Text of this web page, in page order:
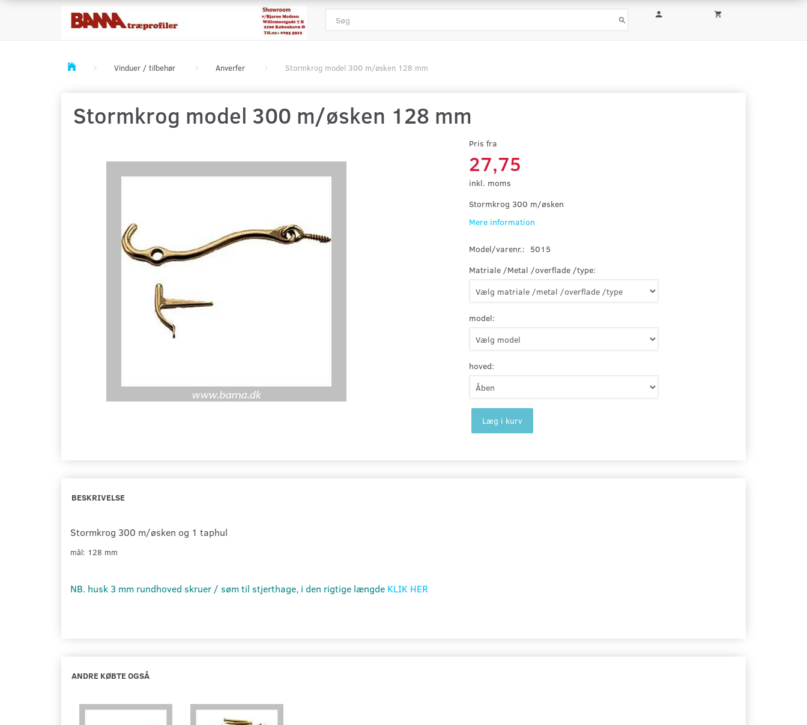
Vinduer / tilbehør Anverfer Stormkrog model 300 m/øsken 128 mm
Stormkrog model 300 m/øsken 128 mm
Pris fra
27,75
inkl. moms
Stormkrog 300 m/øsken
Mere information
Model/varenr.: 5015
Matriale /Metal /overflade /type:
model:
hoved:
Læg i kurv
BESKRIVELSE
Stormkrog 300 m/øsken og 1 taphul
mål: 128 mm
NB. husk 3 mm rundhoved skruer / søm til stjerthage, i den rigtige længde KLIK HER
ANDRE KØBTE OGSÅ